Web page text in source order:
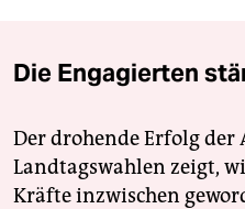
Die Engagierten
Der drohende Erfolg der
Landtagswahlen zeigt,
Kräfte inzwischen